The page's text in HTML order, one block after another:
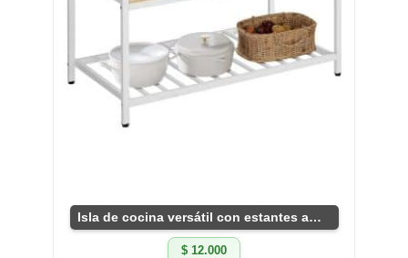
Isla de cocina versátil con estantes amplios
$ 12.000